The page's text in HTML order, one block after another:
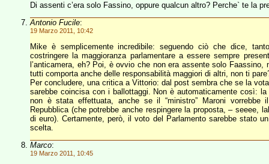
Di assenti c’era solo Fassino, oppure qualcun altro? Perche` te la
Antonio Fucile:
19 Marzo 2011, 10:42
Mike è semplicemente incredibile: seguendo ciò che dice,
costringere la maggioranza parlamentare a essere sempre
l’anticamera, eh? Poi, è ovvio che non era assente solo
tutti comporta anche delle responsabilità maggiori di altri, non ti
Per concludere, una critica a Vittorio: dal post sembra che se la
sarebbe coincisa con i ballottaggi. Non è automaticamente così:
non è stata effettuata, anche se il “ministro” Maroni vorrebbe
Repubblica (che potrebbe anche respingere la proposta, – seeee,
di euro). Certamente, però, il voto del Parlamento sarebbe stato
scelta.
Marco:
19 Marzo 2011, 10:45